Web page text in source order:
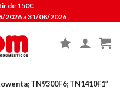
de 150€
2026 a 31/08/2026
TN9300F6; TN1410F1”